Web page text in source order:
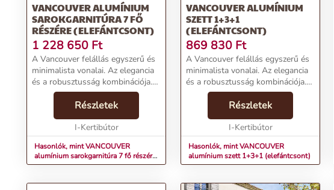
VANCOUVER ALUMÍNIUM
SAROKGARNITÚRA 7 FŐ
RÉSZÉRE (ELEFÁNTCSONT)
1 228 650 Ft
A Vancouver felállás egyszerű és
minimalista vonalai. Az elegancia
és a robusztusság kombinációja.
Az epoxi kezeléssel és
vízlepergető betétekkel ellátott
alumínium konstrukciónak
köszönhetően a kert...
Részletek
I-Kertibútor
Hasonlók, mint VANCOUVER
alumínium sarokgarnitúra 7 fő részére
(elefántcsont)
VANCOUVER ALUMÍNIUM
SZETT 1+3+1
(ELEFÁNTCSONT)
869 830 Ft
A Vancouver felállás egyszerű és
minimalista vonalai. Az elegancia
és a robusztusság kombinációja.
Az epoxi kezeléssel és
vízlepergető betétekkel ellátott
alumínium konstrukciónak
köszönhetően a kert...
Részletek
I-Kertibútor
Hasonlók, mint VANCOUVER
alumínium szett 1+3+1 (elefántcsont)